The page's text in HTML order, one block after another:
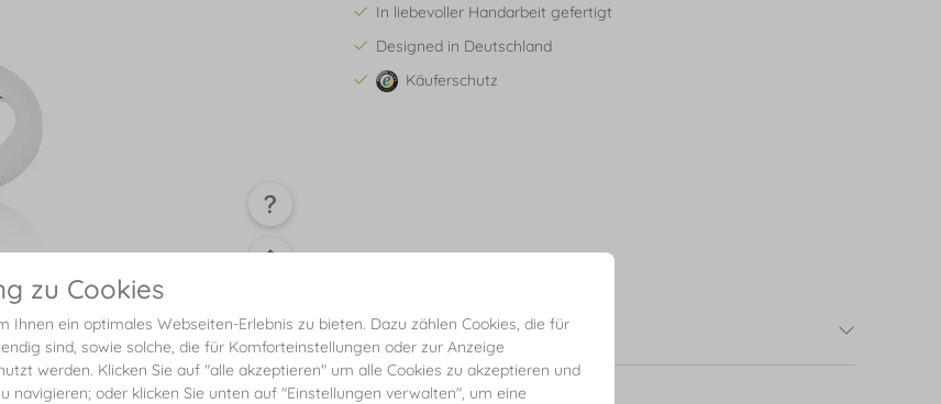
In liebevoller Handarbeit gefertigt
Designed in Deutschland
Käuferschutz
zu Cookies
Ihnen ein optimales Webseiten-Erlebnis zu bieten. Dazu zählen Cookies, die für
sind, sowie solche, die für Komforteinstellungen oder zur Anzeige
werden. Klicken Sie auf "alle akzeptieren" um alle Cookies zu akzeptieren und
navigieren; oder klicken Sie unten auf "Einstellungen verwalten", um eine